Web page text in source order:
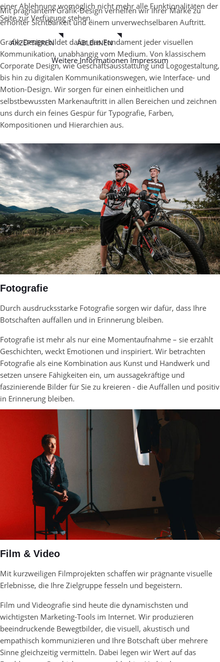
Mit prägnantem Grafik-Design verhelfen wir Ihrer Marke zu
erhöhter Sichtbarkeit und einem unverwechselbaren Auftritt.
Grafik-Design bildet dafür das Fundament jeder visuellen
Kommunikation, unabhängig vom Medium. Von klassischem
Corporate Design, wie Geschäftsausstattung und Logogestaltung,
bis hin zu digitalen Kommunikationswegen, wie Interface- und
Motion-Design. Wir sorgen für einen einheitlichen und
selbstbewussten Markenauftritt in allen Bereichen und zeichnen
uns durch ein feines Gespür für Typografie, Farben,
Kompositionen und Hierarchien aus.
Fotografie
Durch ausdrucksstarke Fotografie sorgen wir dafür, dass Ihre
Botschaften auffallen und in Erinnerung bleiben.
Fotografie ist mehr als nur eine Momentaufnahme – sie erzählt
Geschichten, weckt Emotionen und inspiriert. Wir betrachten
Fotografie als eine Kombination aus Kunst und Handwerk und
setzen unsere Fähigkeiten ein, um aussagekräftige und
faszinierende Bilder für Sie zu kreieren - die Auffallen und positiv
in Erinnerung bleiben.
Film & Video
Mit kurzweiligen Filmprojekten schaffen wir prägnante visuelle
Erlebnisse, die Ihre Zielgruppe fesseln und begeistern.
Film und Videografie sind heute die dynamischsten und
wichtigsten Marketing-Tools im Internet. Wir produzieren
beeindruckende Bewegtbilder, die visuell, akustisch und
empathisch kommunizieren und Ihre Botschaft über mehrere
Sinne gleichzeitig vermitteln. Dabei legen wir Wert auf das
einer Ablehnung womöglich nicht mehr alle Funktionalitäten der
Seite zur Verfügung stehen.
AKZEPTIEREN ABLEHNEN
Weitere Informationen Impressum